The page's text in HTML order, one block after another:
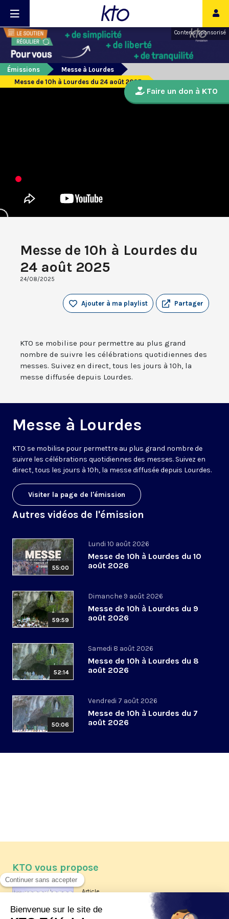
Contenu sponsorisé
Émissions
Messe à Lourdes
Messe de 10h à Lourdes du 24 août 2025
Messe de 10h à Lourdes du
24 août 2025
24/08/2025
Partager
Ajouter à ma playlist
KTO se mobilise pour permettre au plus grand
nombre de suivre les célébrations quotidiennes des
messes. Suivez en direct, tous les jours à 10h, la
messe diffusée depuis Lourdes.
Messe à Lourdes
KTO se mobilise pour permettre au plus grand nombre de
suivre les célébrations quotidiennes des messes. Suivez en
direct, tous les jours à 10h, la messe diffusée depuis Lourdes.
Visiter la page de l'émission
Autres vidéos de l'émission
55:00
Lundi 10 août 2026
Messe de 10h à Lourdes du 10
août 2026
59:59
Dimanche 9 août 2026
Messe de 10h à Lourdes du 9
août 2026
52:14
Samedi 8 août 2026
Messe de 10h à Lourdes du 8
août 2026
50:06
Vendredi 7 août 2026
Messe de 10h à Lourdes du 7
août 2026
Faire un don à KTO
KTO vous propose
Article
Les reportages d'été 2026 de KTO